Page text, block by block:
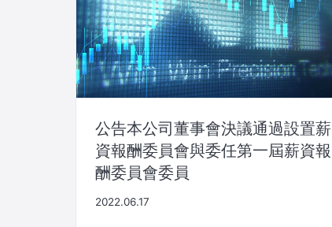
公告本公司董事會決議通過設置薪
資報酬委員會與委任第一屆薪資報
酬委員會委員
2022.06.17